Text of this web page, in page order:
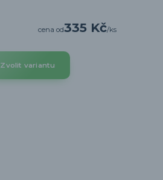
cena od335 Kč/ks
Zvolit variantu